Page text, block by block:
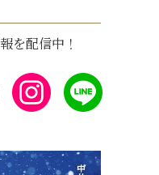
を配信中！